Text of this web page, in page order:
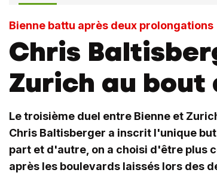
Bienne battu après deux prolongations
Chris
Zurich au bout
Le troisième duel entre Bienne et
Chris Baltisberger a inscrit l'unique
part et d'autre, on a choisi d'être plus
après les boulevards laissés lors des